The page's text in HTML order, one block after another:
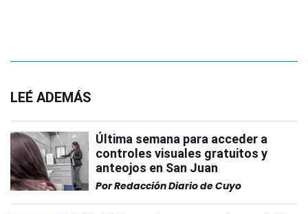
LEÉ ADEMÁS
Última semana para acceder a
controles visuales gratuitos y
anteojos en San Juan
PorRedacción Diario de Cuyo